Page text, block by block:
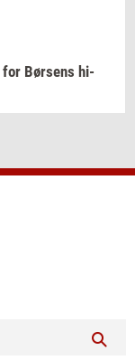
for Bør­sens hi­